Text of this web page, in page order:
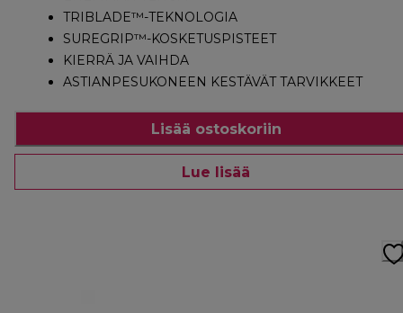
TRIBLADE™-TEKNOLOGIA
SUREGRIP™-KOSKETUSPISTEET
KIERRÄ JA VAIHDA
ASTIANPESUKONEEN KESTÄVÄT TARVIKKEET
Lisää ostoskoriin
Lue lisää